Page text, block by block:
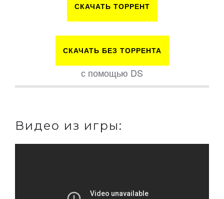
СКАЧАТЬ ТОРРЕНТ
СКАЧАТЬ БЕЗ ТОРРЕНТА
с помощью DS
Видео из игры: